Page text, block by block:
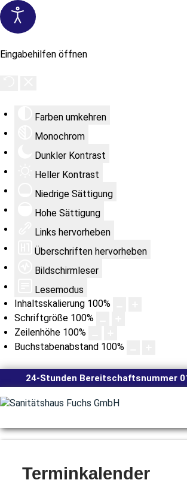
Eingabehilfen öffnen
Farben umkehren
Monochrom
Dunkler Kontrast
Heller Kontrast
Niedrige Sättigung
Hohe Sättigung
Links hervorheben
Überschriften hervorheben
Bildschirmleser
Lesemodus
Inhaltsskalierung 100%
Schriftgröße 100%
Zeilenhöhe 100%
Buchstabenabstand 100%
24-Stunden Bereitschaftsnummer
Terminkalender